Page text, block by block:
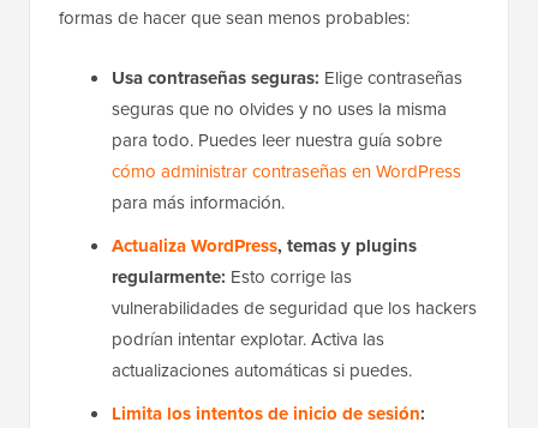
formas de hacer que sean menos probables:
Usa contraseñas seguras: Elige contraseñas
seguras que no olvides y no uses la misma
para todo. Puedes leer nuestra guía sobre
cómo administrar contraseñas en WordPress
para más información.
Actualiza WordPress, temas y plugins
regularmente: Esto corrige las
vulnerabilidades de seguridad que los hackers
podrían intentar explotar. Activa las
actualizaciones automáticas si puedes.
Limita los intentos de inicio de sesión: